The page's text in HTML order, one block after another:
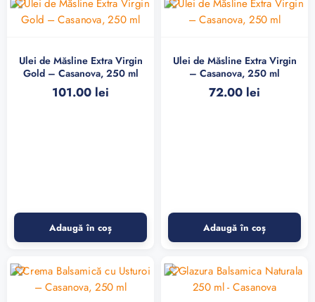
Ulei de Măsline Extra Virgin
Gold – Casanova, 250 ml
101.00 lei
Adaugă în coș
Ulei de Măsline Extra Virgin
– Casanova, 250 ml
72.00 lei
Adaugă în coș